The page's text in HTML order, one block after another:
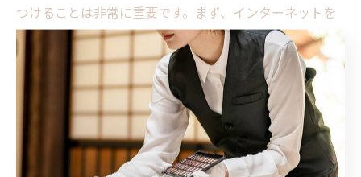
つけることは非常に重要です。まず、インターネットを
活用して口コミサイトや地域のSNSをチェックし、実際
にサービスを利用した人たちの体験談を参考にすること
が効果的です。特に、葬儀社のスタッフの対応やサービ
スの透明性、料金設定についての評価は、選択にあたっ
て非常に重視すべきポイントです。
また、葬儀社に直接訪問し、担当者と話すことで信頼感